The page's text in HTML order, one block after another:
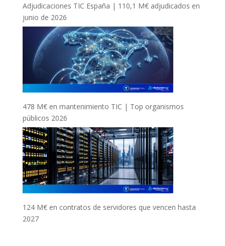
Adjudicaciones TIC España | 110,1 M€ adjudicados en
junio de 2026
478 M€ en mantenimiento TIC | Top organismos
públicos 2026
124 M€ en contratos de servidores que vencen hasta
2027